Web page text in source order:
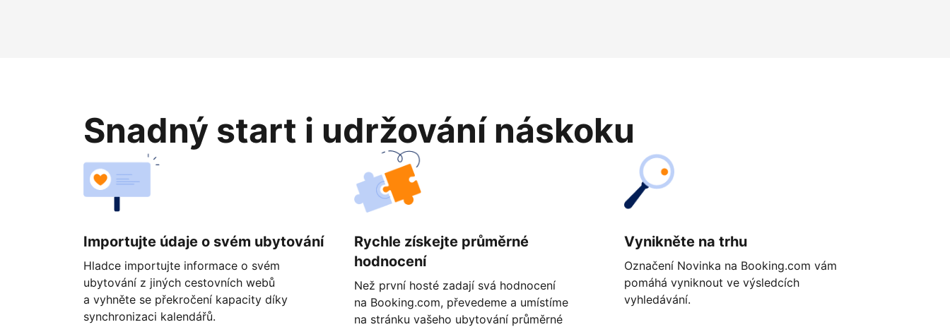
Snadný start i udržování náskoku
Importujte údaje o svém ubytování
Hladce importujte informace o svém
ubytování z jiných cestovních webů
a vyhněte se překročení kapacity díky
synchronizaci kalendářů.
Rychle získejte průměrné
hodnocení
Než první hosté zadají svá hodnocení
na Booking.com, převedeme a umístíme
na stránku vašeho ubytování průměrné
Vynikněte na trhu
Označení Novinka na Booking.com vám
pomáhá vyniknout ve výsledcích
vyhledávání.